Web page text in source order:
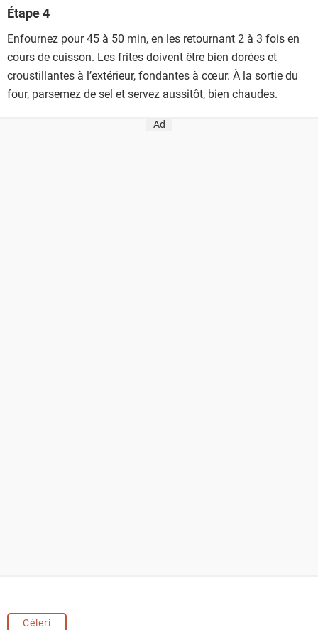
Étape 4
Enfournez pour 45 à 50 min, en les retournant 2 à 3 fois en
cours de cuisson. Les frites doivent être bien dorées et
croustillantes à l’extérieur, fondantes à cœur. À la sortie du
four, parsemez de sel et servez aussitôt, bien chaudes.
Ad
Céleri